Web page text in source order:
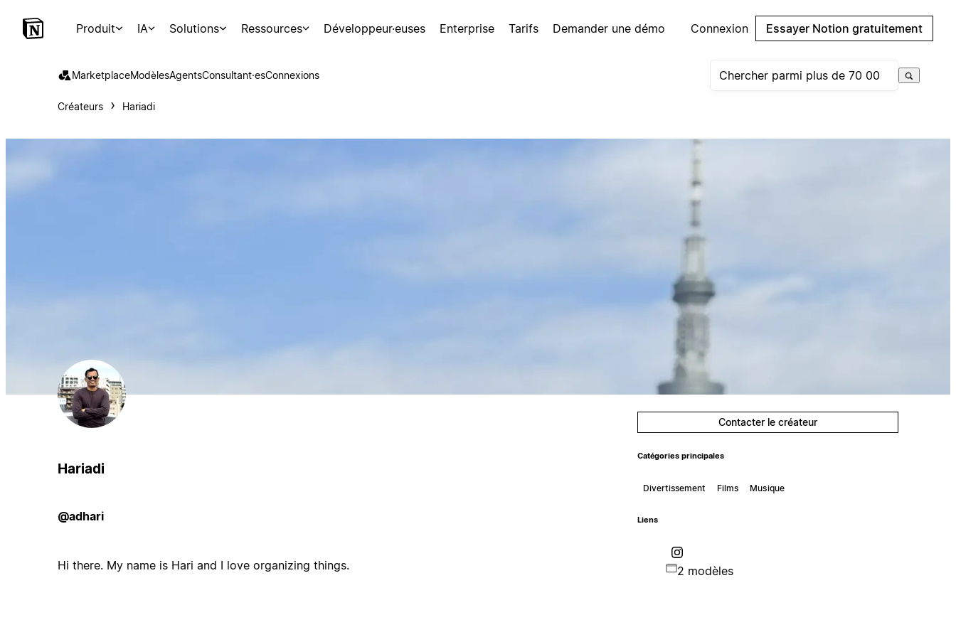
Produit IA Solutions Ressources Développeur·euses Enterprise Tarifs Demander une démo Connexion Essayer Notion gratuitement
MarketplaceModèlesAgentsConsultant·esConnexions
Créateurs Hariadi
Hariadi
@adhari
Hi there. My name is Hari and I love organizing things.
Contacter le créateur
Catégories principales
Divertissement Films Musique
Liens
2 modèles